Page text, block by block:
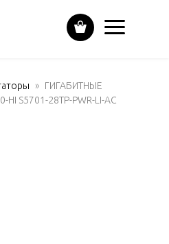
ГИГАБИТНЫЕ
S5701-28TP-PWR-LI-AC